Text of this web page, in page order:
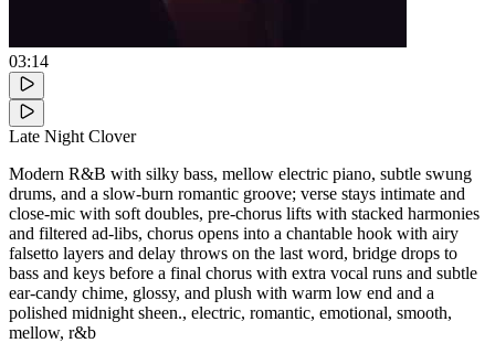
03:14
Late Night Clover
Modern R&B with silky bass, mellow electric piano, subtle swung
drums, and a slow-burn romantic groove; verse stays intimate and
close-mic with soft doubles, pre-chorus lifts with stacked harmonies
and filtered ad-libs, chorus opens into a chantable hook with airy
falsetto layers and delay throws on the last word, bridge drops to
bass and keys before a final chorus with extra vocal runs and subtle
ear-candy chime, glossy, and plush with warm low end and a
polished midnight sheen., electric, romantic, emotional, smooth,
mellow, r&b